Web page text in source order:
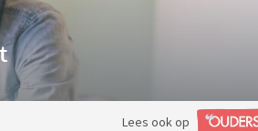
Lees ook op